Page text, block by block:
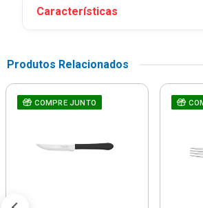
Características
Produtos Relacionados
COMPRE JUNTO